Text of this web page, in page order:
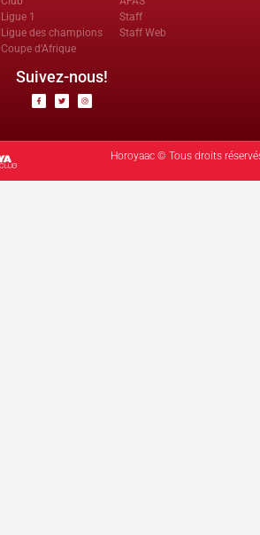
Ligue 1
Ligue des champions
Coupe d'Afrique
Staff
Staff Web
Suivez-nous!
Horoyaac © Tous droits